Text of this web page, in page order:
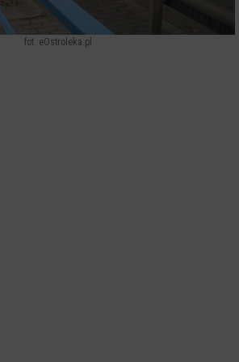
fot. eOstroleka.pl